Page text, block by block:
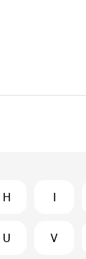
H I
U V